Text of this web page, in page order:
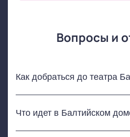
Вопросы и
Как добраться до театра
от станции метро «Горьковская».
Напротив входа в театр на
Что идет в Балтийском